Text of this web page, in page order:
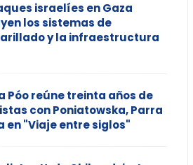
israelíes en Gaza
los sistemas de
y la infraestructura
Póo reúne treinta años de
con Poniatowska, Parra
en "Viaje entre siglos"